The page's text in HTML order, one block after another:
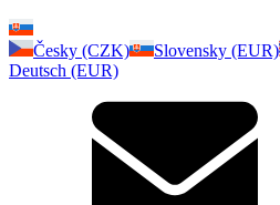
Česky (CZK)
Slovensky (EUR)
Deutsch (EUR)